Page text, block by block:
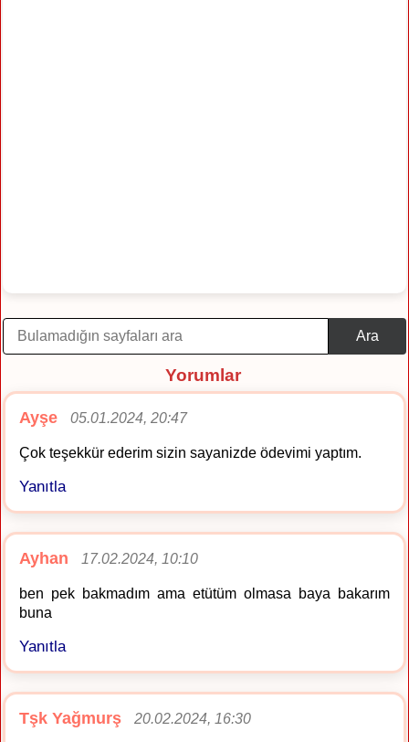
Ara
Yorumlar
Ayşe 05.01.2024, 20:47
Çok teşekkür ederim sizin sayanizde ödevimi yaptım.
Yanıtla
Ayhan 17.02.2024, 10:10
ben pek bakmadım ama etütüm olmasa baya bakarım
buna
Yanıtla
Tşk Yağmurş 20.02.2024, 16:30